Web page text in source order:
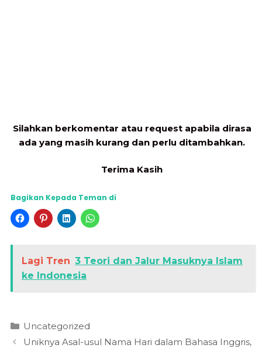
Silahkan berkomentar atau request apabila dirasa
ada yang masih kurang dan perlu ditambahkan.
Terima Kasih
Bagikan Kepada Teman di
Lagi Tren 3 Teori dan Jalur Masuknya Islam
ke Indonesia
Kategori
Uncategorized
Uniknya Asal-usul Nama Hari dalam Bahasa Inggris,